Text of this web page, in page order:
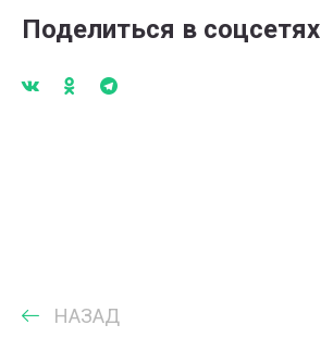
Поделиться в соцсетях
НАЗАД